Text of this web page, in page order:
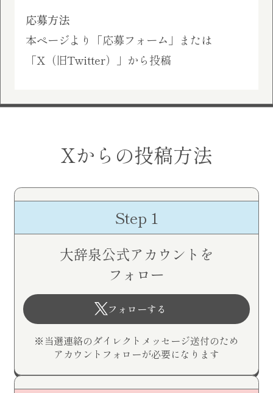
応募方法
本ページより「応募フォーム」または
「X（旧Twitter）」から投稿
Xからの投稿方法
Step 1
大辞泉公式アカウントを
フォロー
フォローする
※当選連絡のダイレクトメッセージ送付のため
アカウントフォローが必要になります